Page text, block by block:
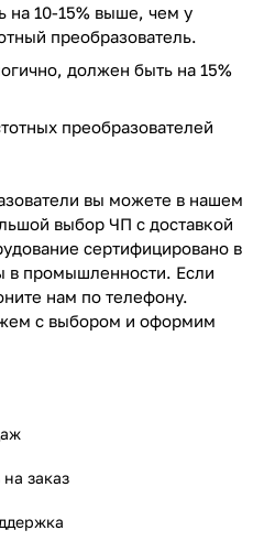
10-15% выше, чем у
преобразователь.
должен быть на 15%
преобразователей
вы можете в нашем
выбор ЧП с доставкой
сертифицировано в
в промышленности. Если
нам по телефону.
с выбором и оформим
заказ